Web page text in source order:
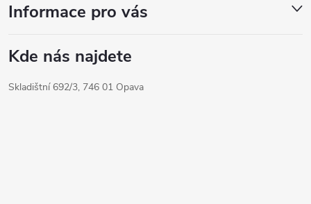
Informace pro vás
Kde nás najdete
Skladištní 692/3, 746 01 Opava